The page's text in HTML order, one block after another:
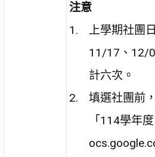
注意
上學期社團
11/17、12/
計六次。
填選社團前
「114學年